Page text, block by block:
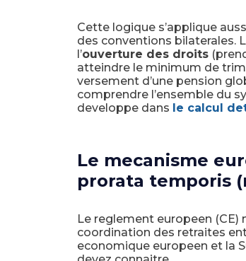
Cette logique s’applique
des conventions bilaterales.
l’ouverture des droits
atteindre le minimum de
versement d’une pension
comprendre l’ensemble du
developpe dans le calcul
Le mecanisme
prorata temporis
Le reglement europeen
coordination des retraites
economique europeen et la